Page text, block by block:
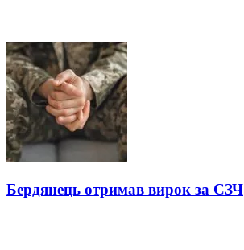
Бердянець отримав вирок за СЗЧ